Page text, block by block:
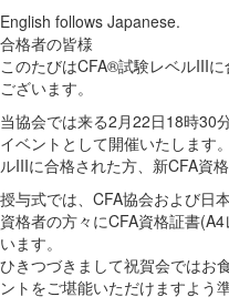
English follows Japanese.
合格者の皆様
このたびはCFA®試験レベルIII
ございます。
当協会では来る2月22日18時30
イベントとして開催いたします
ルIIIに合格された方、新CFA資
授与式では、CFA協会および日
資格者の方々にCFA資格証書
います。
ひきつづきまして祝賀会ではお
ントをご堪能いただけますよう